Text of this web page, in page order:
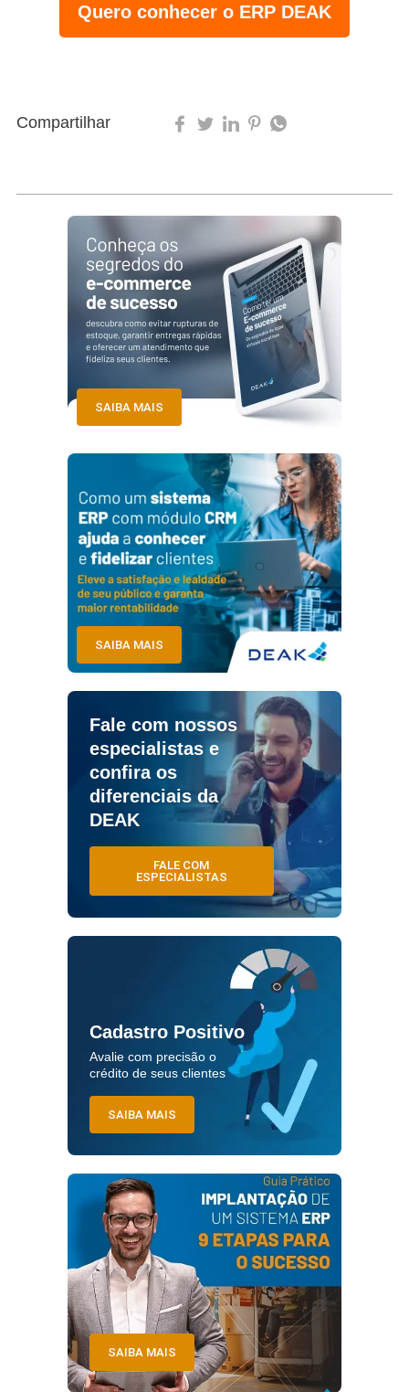
Quero conhecer o ERP DEAK
Compartilhar
SAIBA MAIS
SAIBA MAIS
Fale com nossos
especialistas e
confira os
diferenciais da
DEAK
FALE COM
ESPECIALISTAS
Cadastro Positivo
Avalie com precisão o
crédito de seus clientes
SAIBA MAIS
SAIBA MAIS